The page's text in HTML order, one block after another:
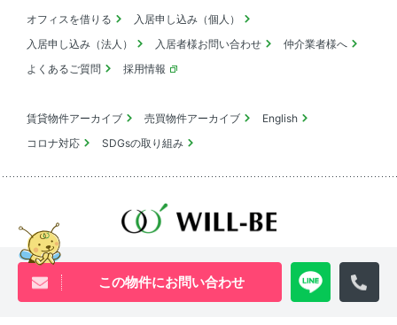
この物件にお問い合わせ
オフィスを借りる
入居申し込み（個人）
入居申し込み（法人）
入居者様お問い合わせ
仲介業者様へ
よくあるご質問
採用情報
賃貸物件アーカイブ 売買物件アーカイブ
English
コロナ対応
SDGsの取り組み
0120-840-834